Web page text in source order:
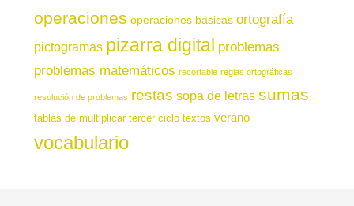
operaciones operaciones básicas ortografía
pictogramas pizarra digital problemas
problemas matemáticos recortable reglas ortográficas
resolución de problemas restas sopa de letras sumas
tablas de multiplicar tercer ciclo textos verano
vocabulario